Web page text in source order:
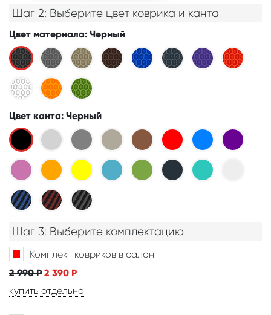
Шаг 2: Выберите цвет коврика и канта
Цвет материала: Черный
Цвет канта: Черный
Шаг 3: Выберите комплектацию
Комплект ковриков в салон
2 990Р 2 390 Р
купить отдельно